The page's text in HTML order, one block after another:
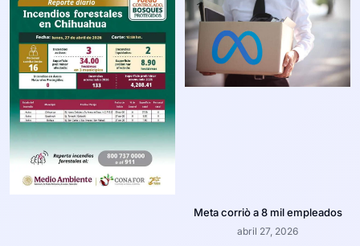
Meta corriò a 8 mil empleados
abril 27, 2026